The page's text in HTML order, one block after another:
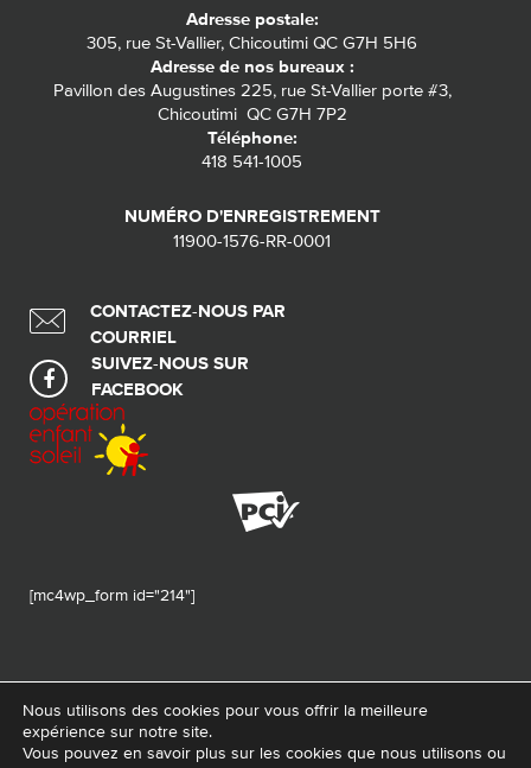
Adresse postale:
305, rue St-Vallier, Chicoutimi QC G7H 5H6
Adresse de nos bureaux :
Pavillon des Augustines 225, rue St-Vallier porte #3,
Chicoutimi QC G7H 7P2
Téléphone:
418 541-1005
NUMÉRO D'ENREGISTREMENT
11900-1576-RR-0001
CONTACTEZ-NOUS PAR
COURRIEL
SUIVEZ-NOUS SUR
FACEBOOK
[mc4wp_form id="214"]
© 2026 Tous droits réservés - Fondation de ma vie – Pour la santé de la
Nous utilisons des cookies pour vous offrir la meilleure
expérience sur notre site.
Vous pouvez en savoir plus sur les cookies que nous utilisons ou